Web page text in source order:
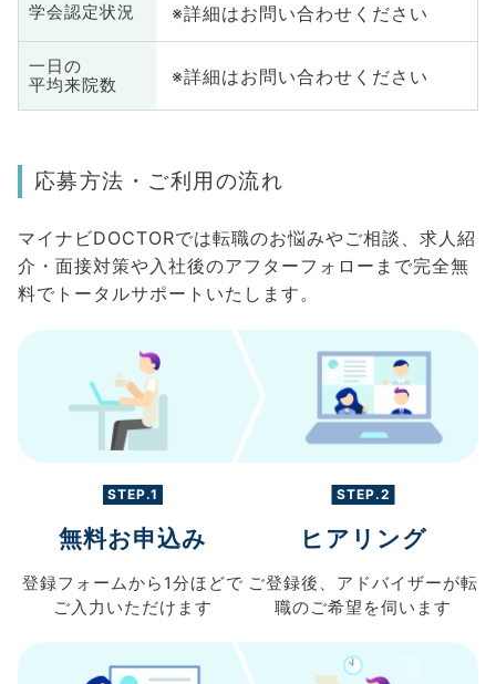
学会認定状況 ※詳細はお問い合わせください
一日の
平均来院数
※詳細はお問い合わせください
応募方法・ご利用の流れ
マイナビDOCTORでは転職のお悩みやご相談、求人紹
介・面接対策や入社後のアフターフォローまで完全無
料でトータルサポートいたします。
STEP.1
無料お申込み
登録フォームから 1分ほどで
ご入力 いただけます
STEP.2
ヒアリング
ご登録後、 アドバイザーが転
職のご希望を伺います